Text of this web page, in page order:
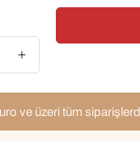
ve üzeri tüm